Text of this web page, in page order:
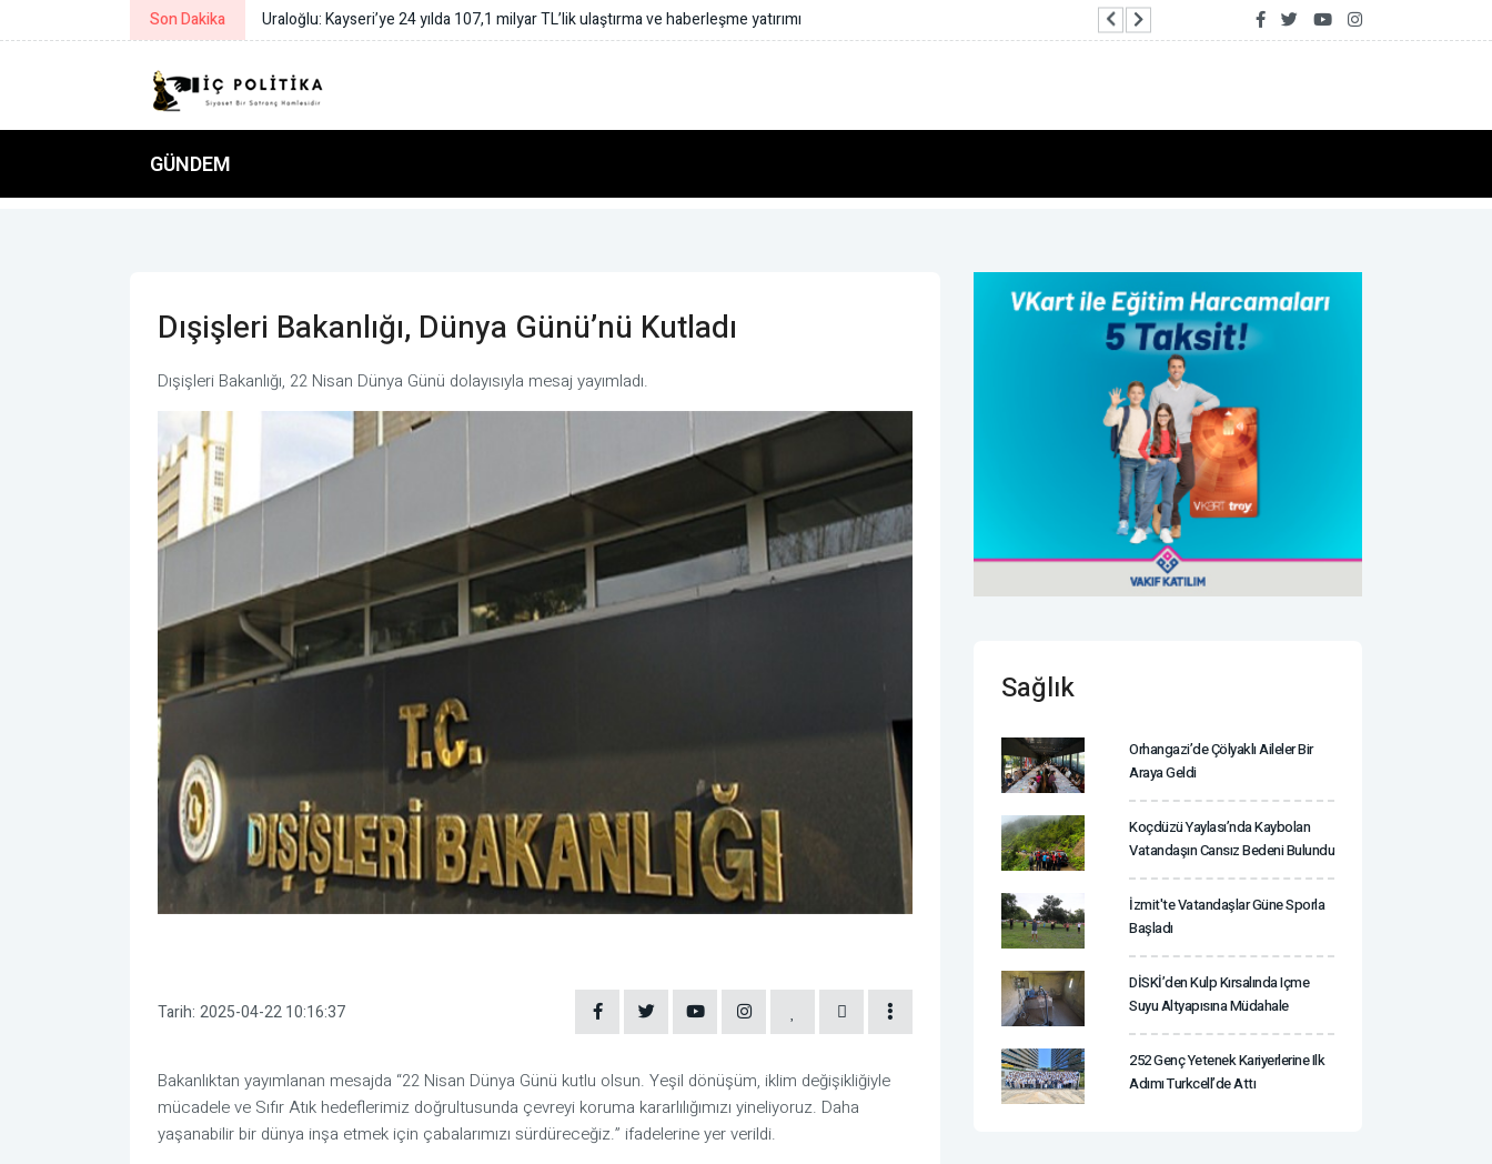
Son Dakika Uraloğlu: Kayseri’ye 24 yılda 107,1 milyar TL’lik ulaştırma ve haberleşme yatırımı İzmir Yurttaş Meclisi 15 ilçeye ulaştı: 70
GÜNDEM
Dışişleri Bakanlığı, Dünya Günü’nü Kutladı
Dışişleri Bakanlığı, 22 Nisan Dünya Günü dolayısıyla mesaj yayımladı.
Tarih: 2025-04-22 10:16:37
Bakanlıktan yayımlanan mesajda “22 Nisan Dünya Günü kutlu olsun. Yeşil dönüşüm, iklim değişikliğiyle
mücadele ve Sıfır Atık hedeflerimiz doğrultusunda çevreyi koruma kararlılığımızı yineliyoruz. Daha
yaşanabilir bir dünya inşa etmek için çabalarımızı sürdüreceğiz.” ifadelerine yer verildi.
Sağlık
Orhangazi’de Çölyaklı Aileler Bir
Araya Geldi
Koçdüzü Yaylası’nda Kaybolan
Vatandaşın Cansız Bedeni Bulundu
İzmit'te Vatandaşlar Güne Sporla
Başladı
DİSKİ’den Kulp Kırsalında Içme
Suyu Altyapısına Müdahale
252 Genç Yetenek Kariyerlerine Ilk
Adımı Turkcell’de Attı